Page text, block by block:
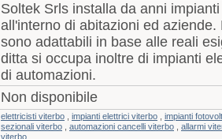
Soltek Srls installa da anni
all'interno di abitazioni ed
sono adattabili in base alle reali
ditta si occupa inoltre di impianti
di automazioni.
Non disponibile
elettricisti viterbo impianti elettrici viterbo
impianti
sezionali viterbo
automazioni cancelli viterbo
allarmi
viterbo